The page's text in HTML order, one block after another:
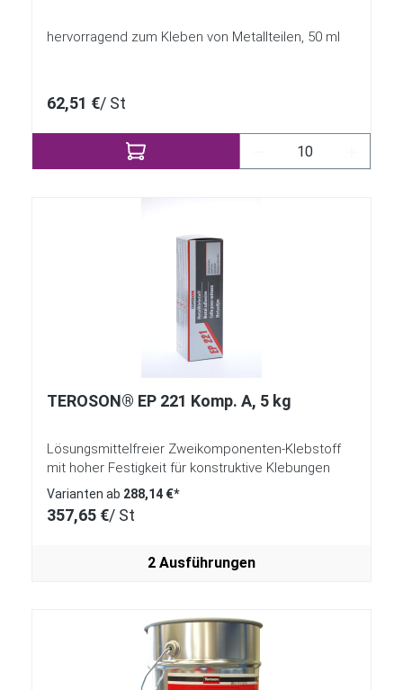
hervorragend zum Kleben von Metallteilen, 50 ml
62,51 €/ St
Produkt Anzahl:
TEROSON® EP 221 Komp. A, 5 kg
Lösungsmittelfreier Zweikomponenten-Klebstoff
mit hoher Festigkeit für konstruktive Klebungen
Varianten ab 288,14 €*
357,65 €/ St
2 Ausführungen